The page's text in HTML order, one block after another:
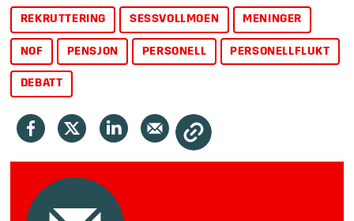
REKRUTTERING SESSVOLLMOEN MENINGER
NOF PENSJON PERSONELL PERSONELLFLUKT
DEBATT